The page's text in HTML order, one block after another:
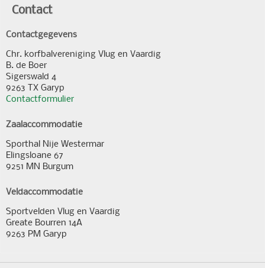
Contact
Contactgegevens
Chr. korfbalvereniging Vlug en Vaardig
B. de Boer
Sigerswald 4
9263 TX Garyp
Contactformulier
Zaalaccommodatie
Sporthal Nije Westermar
Elingsloane 67
9251 MN Burgum
Veldaccommodatie
Sportvelden Vlug en Vaardig
Greate Bourren 14A
9263 PM Garyp